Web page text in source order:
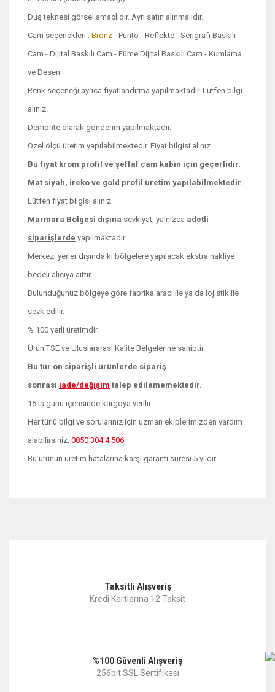
Duş teknesi görsel amaçlıdır. Ayrı satın alınmalıdır.
Cam seçenekleri : Bronz - Punto - Reflekte - Serigrafi Baskılı
Cam - Dijital Baskılı Cam - Füme Dijital Baskılı Cam - Kumlama
ve Desen
Renk seçeneği ayrıca fiyatlandırma yapılmaktadır. Lütfen bilgi
alınız.
Demonte olarak gönderim yapılmaktadır.
Özel ölçü üretim yapılabilmektedir. Fiyat bilgisi alınız.
Bu fiyat krom profil ve şeffaf cam kabin için geçerlidir.
Mat siyah, ireko ve gold profil üretim yapılabilmektedir.
Lütfen fiyat bilgisi alınız.
Marmara Bölgesi dışına sevkiyat, yalnızca adetli
siparişlerde yapılmaktadır.
Merkezi yerler dışında ki bölgelere yapılacak ekstra nakliye
bedeli alıcıya aittir.
Bulunduğunuz bölgeye göre fabrika aracı ile ya da lojistik ile
sevk edilir.
% 100 yerli üretimdir.
Ürün TSE ve Uluslararası Kalite Belgelerine sahiptir.
Bu tür ön siparişli ürünlerde sipariş
sonrası iade/değişim talep edilememektedir.
15 iş günü içerisinde kargoya verilir.
Her türlü bilgi ve sorularınız için uzman ekiplerimizden yardım
alabilirsiniz. 0850 304 4 506
Bu ürünün üretim hatalarına karşı garanti süresi 5 yıldır.
Ürün resmi kalitesiz, bozuk veya görüntülenemiyor.
Ürün fiyatı diğer sitelerden daha pahalı.
Taksitli Alışveriş
Kredi Kartlarına 12 Taksit
%100 Güvenli Alışveriş
256bit SSL Sertifikası